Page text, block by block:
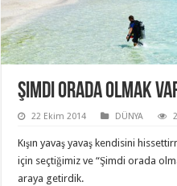
Şimdi Orada Olmak
22 Ekim 2014 DÜNYA
Kışın yavaş yavaş kendisini
için seçtiğimiz ve “Şimdi orada
araya getirdik.